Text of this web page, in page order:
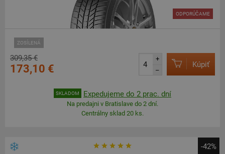
ZOSÍLENÁ
ODPORÚČAME
309,35 €
173,10 €
+
–
Kúpiť
SKLADOM Expedujeme do 2 prac. dní
Na predajni v Bratislave do 2 dní.
Centrálny sklad 20 ks.
-42%